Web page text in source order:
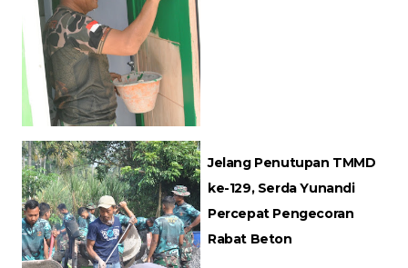
Jelang Penutupan TMMD
ke-129, Serda Yunandi
Percepat Pengecoran
Rabat Beton